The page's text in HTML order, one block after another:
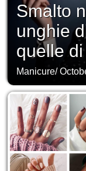
Smalto
unghie
quelle
Manicure/